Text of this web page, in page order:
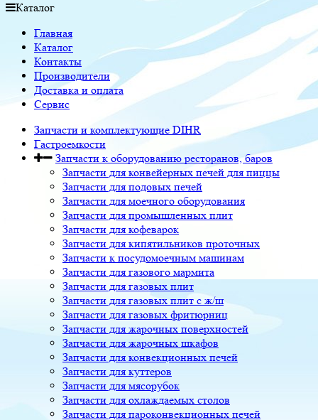
Каталог
Главная
Каталог
Контакты
Производители
Доставка и оплата
Сервис
Запчасти и комплектующие DIHR
Гастроемкости
Запчасти к оборудованию ресторанов, баров
Запчасти для конвейерных печей для пиццы
Запчасти для подовых печей
Запчасти для моечного оборудования
Запчасти для промышленных плит
Запчасти для кофеварок
Запчасти для кипятильников проточных
Запчасти к посудомоечным машинам
Запчасти для газового мармита
Запчасти для газовых плит
Запчасти для газовых плит с ж/ш
Запчасти для газовых фритюрниц
Запчасти для жарочных поверхностей
Запчасти для жарочных шкафов
Запчасти для конвекционных печей
Запчасти для куттеров
Запчасти для мясорубок
Запчасти для охлаждаемых столов
Запчасти для пароконвекционных печей